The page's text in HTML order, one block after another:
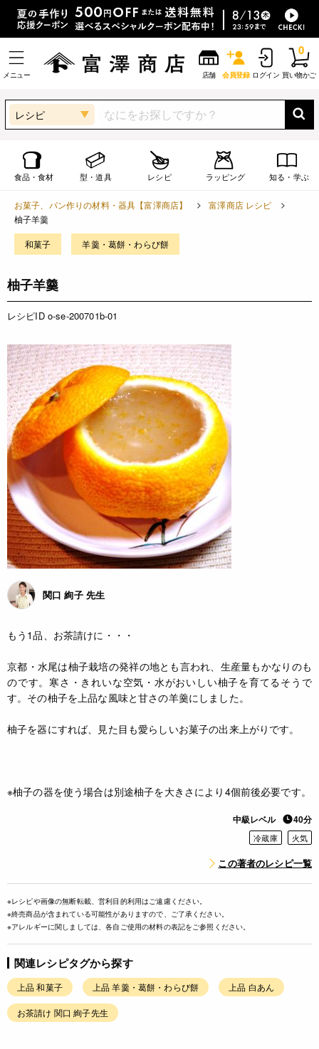
メニュー 店舗 会員登録 ログイン 買い物かご
0
レシピ
食品・食材 型・道具 レシピ ラッピング 知る・学ぶ
お菓子、パン作りの材料・器具【富澤商店】
富澤商店 レシピ
柚子羊羹
和菓子 羊羹・葛餅・わらび餅
柚子羊羹
レシピID o-se-200701b-01
関口 絢子 先生
もう1品、お茶請けに・・・
京都・水尾は柚子栽培の発祥の地とも言われ、生産量もかなりのも
のです。寒さ・きれいな空気・水がおいしい柚子を育てるそうで
す。その柚子を上品な風味と甘さの羊羹にしました。
柚子を器にすれば、見た目も愛らしいお菓子の出来上がりです。
※柚子の器を使う場合は別途柚子を大きさにより4個前後必要です。
中級レベル 40分
冷蔵庫 火気
この著者のレシピ一覧
※レシピや画像の無断転載、営利目的利用はご遠慮ください。
※終売商品が含まれている可能性がありますので、ご了承ください。
※アレルギーに関しましては、各自ご使用の材料の表記をご参照ください。
関連レシピタグから探す
上品 和菓子 上品 羊羹・葛餅・わらび餅 上品 白あん
お茶請け 関口 絢子先生